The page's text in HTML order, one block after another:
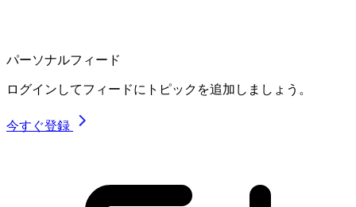
パーソナルフィード
ログインしてフィードにトピックを追加しましょう。
今すぐ登録